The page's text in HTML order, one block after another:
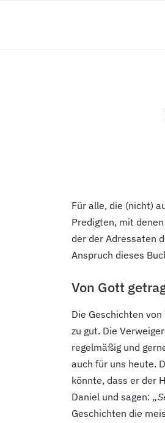
Für alle, die (nicht)
Predigten, mit
der der Adressaten
Anspruch dieses
Von Gott
Die Geschichten
zu gut. Die
regelmäßig und
auch für uns heute.
könnte, dass er der
Daniel und sagen:
Geschichten die